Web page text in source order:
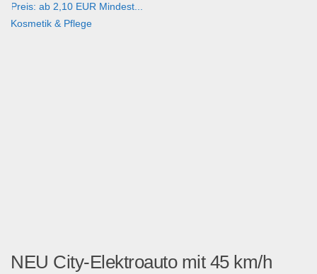
Preis: ab 2,10 EUR Mindest...
Kosmetik & Pflege
NEU City-Elektroauto mit 45 km/h